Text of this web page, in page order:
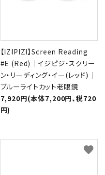
【IZIPIZI】Screen Reading
#E (Red)｜イジピジ・スクリー
ン・リーディング・イー(レッド)｜
ブルーライトカット老眼鏡
7,920円(本体7,200円、税720
円)
favorite